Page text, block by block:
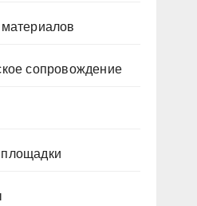
сопровождение